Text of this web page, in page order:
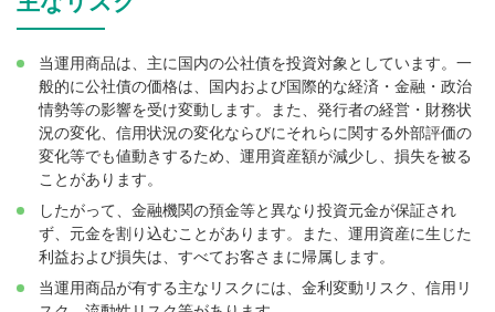
当運用商品は、主に国内の公社債を投資対象としています。一
般的に公社債の価格は、国内および国際的な経済・金融・政治
情勢等の影響を受け変動します。また、発行者の経営・財務状
況の変化、信用状況の変化ならびにそれらに関する外部評価の
変化等でも値動きするため、運用資産額が減少し、損失を被る
ことがあります。
したがって、金融機関の預金等と異なり投資元金が保証され
ず、元金を割り込むことがあります。また、運用資産に生じた
利益および損失は、すべてお客さまに帰属します。
当運用商品が有する主なリスクには、金利変動リスク、信用リ